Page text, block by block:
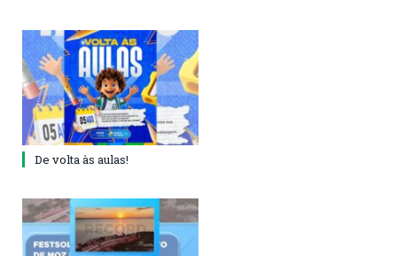
De volta às aulas!